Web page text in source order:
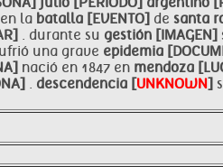
la batalla [EVENTO] de santa
. durante su gestión [IMAGEN]
una grave epidemia
nació en 1847 en mendoza
. descendencia [UNKNOWN]